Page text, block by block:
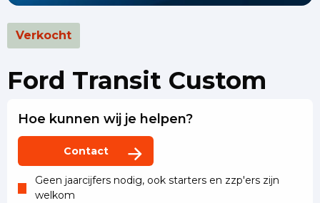
Verkocht
Ford Transit Custom
Hoe kunnen wij je helpen?
Contact
Geen jaarcijfers nodig, ook starters en zzp'ers zijn
welkom